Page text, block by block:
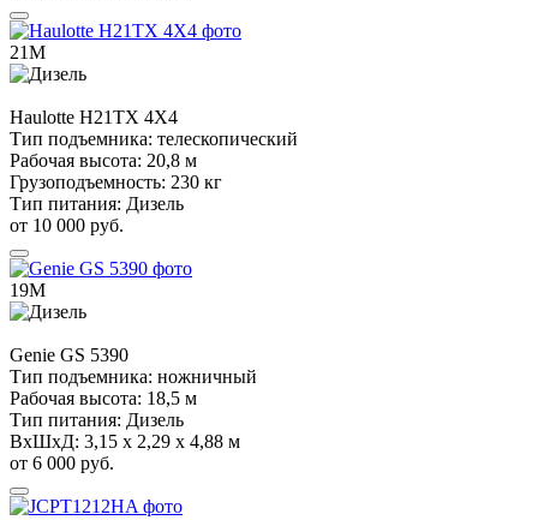
21М
Haulotte H21TX 4X4
Тип подъемника: телескопический
Рабочая высота: 20,8 м
Грузоподъемность: 230 кг
Тип питания: Дизель
от 10 000 руб.
19М
Genie GS 5390
Тип подъемника: ножничный
Рабочая высота: 18,5 м
Тип питания: Дизель
ВхШхД: 3,15 х 2,29 х 4,88 м
от 6 000 руб.